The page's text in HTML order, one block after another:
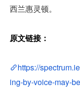
西兰惠灵顿。
原文链接：
https://
ing-by-voice-may-